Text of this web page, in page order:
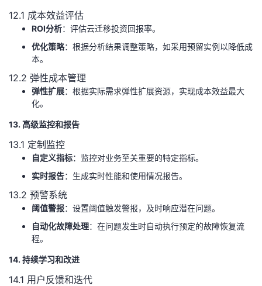
12.1 成本效益评估
ROI分析：评估云迁移投资回报率。
优化策略：根据分析结果调整策略，如采用预留实例以降低成
本。
12.2 弹性成本管理
弹性扩展：根据实际需求弹性扩展资源，实现成本效益最大
化。
13. 高级监控和报告
13.1 定制监控
自定义指标：监控对业务至关重要的特定指标。
实时报告：生成实时性能和使用情况报告。
13.2 预警系统
阈值警报：设置阈值触发警报，及时响应潜在问题。
自动化故障处理：在问题发生时自动执行预定的故障恢复流
程。
14. 持续学习和改进
14.1 用户反馈和迭代